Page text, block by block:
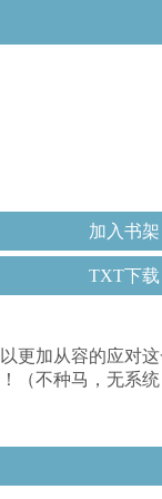
加入书架
TXT下载
更加从容的应对
（不种马，无系